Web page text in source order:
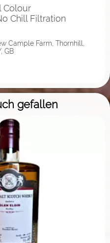
Colour
Chill Filtration
Cample Farm, Thornhill,
GB
gefallen